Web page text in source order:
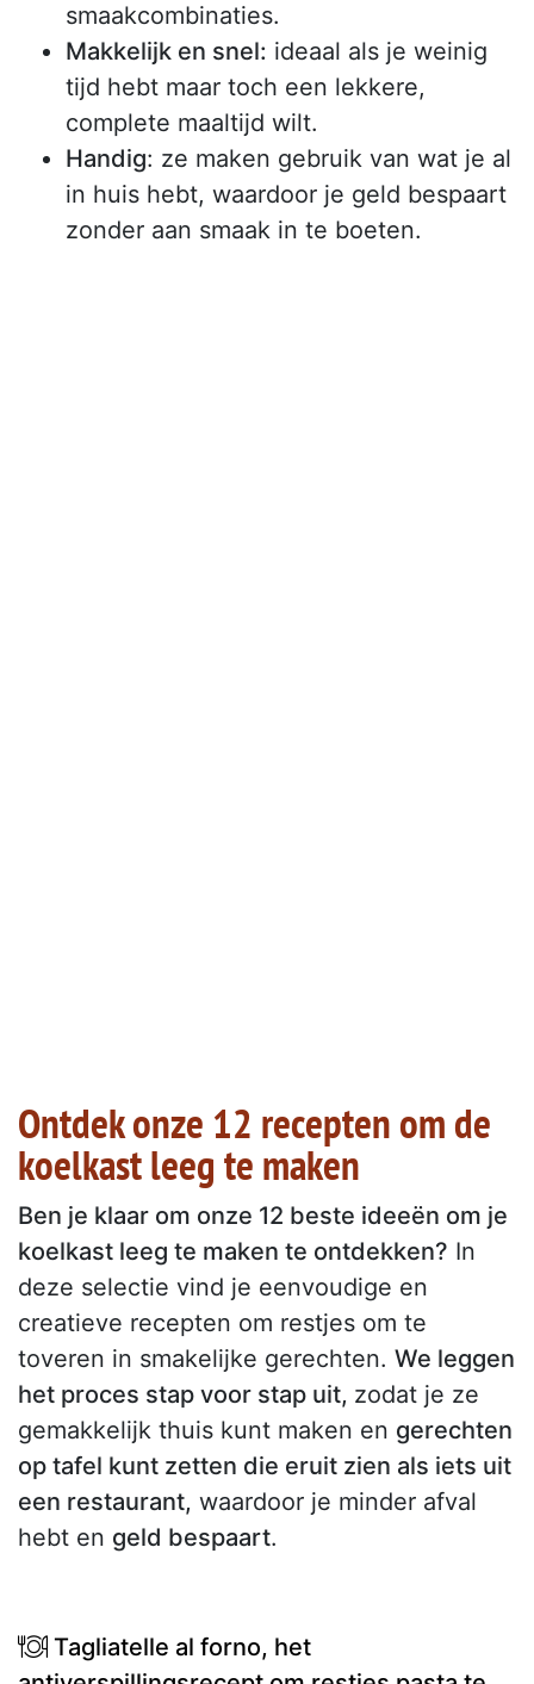
smaakcombinaties.
Makkelijk en snel: ideaal als je weinig
tijd hebt maar toch een lekkere,
complete maaltijd wilt.
Handig: ze maken gebruik van wat je al
in huis hebt, waardoor je geld bespaart
zonder aan smaak in te boeten.
Ontdek onze 12 recepten om de
koelkast leeg te maken
Ben je klaar om onze 12 beste ideeën om je
koelkast leeg te maken te ontdekken? In
deze selectie vind je eenvoudige en
creatieve recepten om restjes om te
toveren in smakelijke gerechten. We leggen
het proces stap voor stap uit, zodat je ze
gemakkelijk thuis kunt maken en gerechten
op tafel kunt zetten die eruit zien als iets uit
een restaurant, waardoor je minder afval
hebt en geld bespaart.
Tagliatelle al forno, het